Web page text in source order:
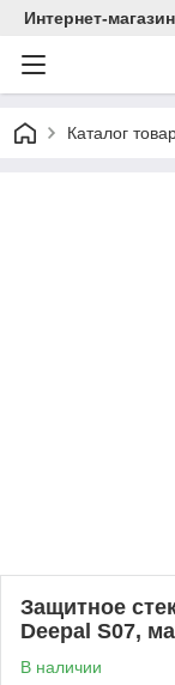
Интернет-
Каталог
Защитное
Deepal S07,
В наличии